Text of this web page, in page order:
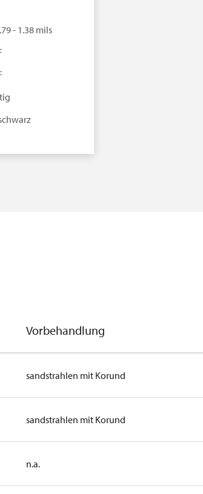
- 1.38 mils
Vorbehandlung
sandstrahlen mit Korund
sandstrahlen mit Korund
n.a.